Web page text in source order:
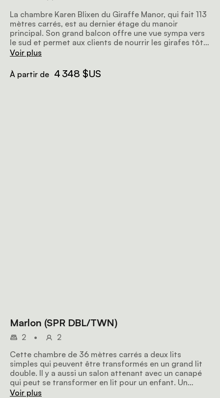
La chambre Karen Blixen du Giraffe Manor, qui fait 113
mètres carrés, est au dernier étage du manoir
principal. Son grand balcon offre une vue sympa vers
le sud et permet aux clients de nourrir les girafes tôt
le matin. Cette suite avec deux chambres, la plus
reconstruite et déplacée à son nouvel emplacement
en 2019. Chaque chambre a sa propre salle de bains
Voir plus
À partir de 4 348 $US
Marlon (SPR DBL/TWN)
2 •
2
Cette chambre de 36 mètres carrés a deux lits
simples qui peuvent être transformés en un grand lit
double. Il y a aussi un salon attenant avec un canapé
qui peut se transformer en lit pour un enfant. Un
balcon orienté à l'est, au pied du lit principal, permet
Voir plus